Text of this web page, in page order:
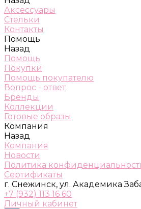
Аксессуары
Стельки
Контакты
Помощь
Назад
Помощь
Покупки
Помощь покупателю
Вопрос - ответ
Бренды
Коллекции
Готовые образы
Компания
Назад
Компания
Новости
Политика
Сертификаты
г. Снежинск, ул. Академика
+7 (932) 113 16 60
Личный кабинет